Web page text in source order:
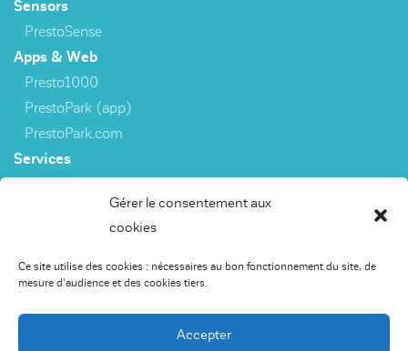
Gérer le consentement aux
cookies
Ce site utilise des cookies : nécessaires au bon fonctionnement du site, de
mesure d'audience et des cookies tiers.
Accepter
Sensors
PrestoSense
Apps & Web
Presto1000
PrestoPark (app)
PrestoPark.com
Services
PrestoSense